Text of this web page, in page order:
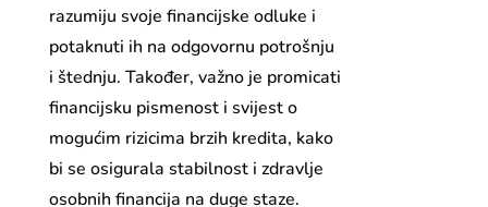
razumiju svoje financijske odluke i
potaknuti ih na odgovornu potrošnju
i štednju. Također, važno je promicati
financijsku pismenost i svijest o
mogućim rizicima brzih kredita, kako
bi se osigurala stabilnost i zdravlje
osobnih financija na duge staze.